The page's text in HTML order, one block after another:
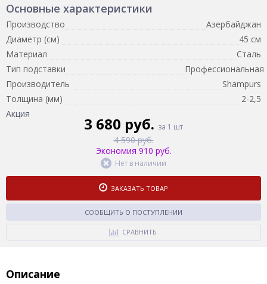
Основные характеристики
Производство
Азербайджан
Диаметр (см)
45 см
Материал
Сталь
Тип подставки
Профессиональная
Производитель
Shampurs
Толщина (мм)
2-2,5
Акция
3 680 руб. за 1 шт
4 590 руб.
Экономия 910 руб.
Нет в наличии
ЗАКАЗАТЬ ТОВАР
СООБЩИТЬ О ПОСТУПЛЕНИИ
СРАВНИТЬ
Описание